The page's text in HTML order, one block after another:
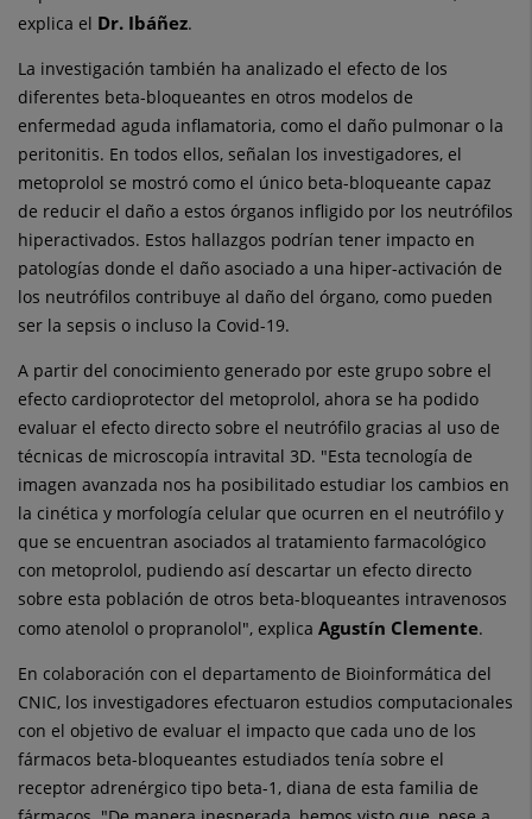
explica el Dr. Ibáñez.
La investigación también ha analizado el efecto de los
diferentes beta-bloqueantes en otros modelos de
enfermedad aguda inflamatoria, como el daño pulmonar o la
peritonitis. En todos ellos, señalan los investigadores, el
metoprolol se mostró como el único beta-bloqueante capaz
de reducir el daño a estos órganos infligido por los neutrófilos
hiperactivados. Estos hallazgos podrían tener impacto en
patologías donde el daño asociado a una hiper-activación de
los neutrófilos contribuye al daño del órgano, como pueden
ser la sepsis o incluso la Covid-19.
A partir del conocimiento generado por este grupo sobre el
efecto cardioprotector del metoprolol, ahora se ha podido
evaluar el efecto directo sobre el neutrófilo gracias al uso de
técnicas de microscopía intravital 3D. "Esta tecnología de
imagen avanzada nos ha posibilitado estudiar los cambios en
la cinética y morfología celular que ocurren en el neutrófilo y
que se encuentran asociados al tratamiento farmacológico
con metoprolol, pudiendo así descartar un efecto directo
sobre esta población de otros beta-bloqueantes intravenosos
como atenolol o propranolol", explica Agustín Clemente.
En colaboración con el departamento de Bioinformática del
CNIC, los investigadores efectuaron estudios computacionales
con el objetivo de evaluar el impacto que cada uno de los
fármacos beta-bloqueantes estudiados tenía sobre el
receptor adrenérgico tipo beta-1, diana de esta familia de